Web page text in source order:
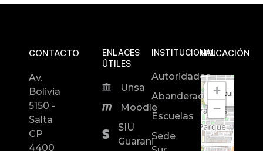
CONTACTO
Av.
Bolivia
5150 -
Salta
CP
4400
ENLACES
ÚTILES
Unsa
Moodle
SIU
Guarani
INSTITUCIONAL
Autoridades
Abanderados
Escuelas
Sede
UBICACIÓN
Facultad de
+
−